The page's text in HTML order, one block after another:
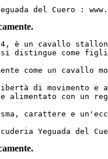
del Cuero :
è un cavallo
distingue come
come un
di movimento
e alimentato con
carattere e
Yeguada del